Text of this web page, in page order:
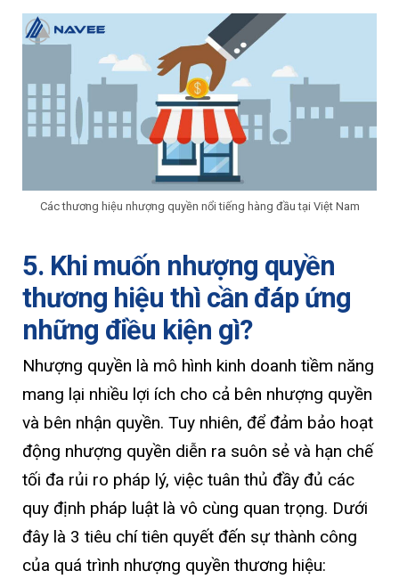
Các thương hiệu nhượng quyền nổi tiếng hàng đầu tại Việt Nam
5. Khi muốn nhượng quyền
thương hiệu thì cần đáp ứng
những điều kiện gì?
Nhượng quyền là mô hình kinh doanh tiềm năng
mang lại nhiều lợi ích cho cả bên nhượng quyền
và bên nhận quyền. Tuy nhiên, để đảm bảo hoạt
động nhượng quyền diễn ra suôn sẻ và hạn chế
tối đa rủi ro pháp lý, việc tuân thủ đầy đủ các
quy định pháp luật là vô cùng quan trọng. Dưới
đây là 3 tiêu chí tiên quyết đến sự thành công
của quá trình nhượng quyền thương hiệu: